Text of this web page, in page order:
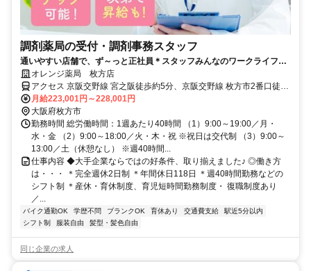
調剤薬局の受付・調剤事務スタッフ
通いやすい店舗で、ず～っと正社員＊スタッフみんなのワークライフバ
ランスを尊重している会社です。
オレンジ薬局 枚方店
アクセス 京阪交野線 宮之阪徒歩約5分、京阪交野線 枚方市2番口徒歩
約15分、京阪本線 枚方市2番口徒歩約15分 京阪交野線「宮之阪駅」
から徒歩5分
月給223,001円～228,001円
大阪府枚方市
勤務時間 総労働時間：1週あたり40時間 （1）9:00～19:00／月・
水・金 （2）9:00～18:00／火・木・祝 ※祝日は交代制 （3）9:00～
13:00／土（休憩なし） ※週40時間...
仕事内容 ◆大手企業ならではの好条件、取り揃えました♪ ◎働き方
は・・・ ＊完全週休2日制 ＊年間休日118日 ＊週40時間勤務などの
シフト制 ＊産休・育休制度、育児短時間勤務制度・ 復職制度あり
／...
バイク通勤OK 学歴不問 ブランクOK 育休あり 交通費支給
駅近5分以内
シフト制
服装自由 髪型・髪色自由
同じ企業の求人